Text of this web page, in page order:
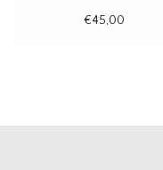
€45,00